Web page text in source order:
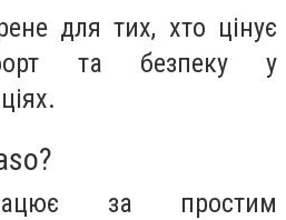
для тих, хто цінує
та безпеку у
за простим